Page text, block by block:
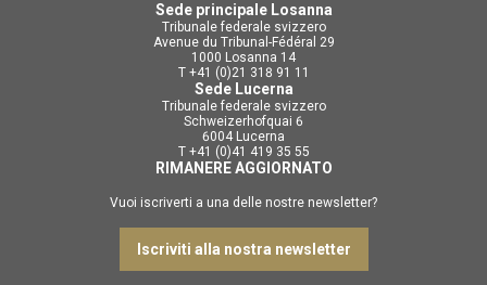
Sede principale Losanna
Tribunale federale svizzero
Avenue du Tribunal-Fédéral 29
1000 Losanna 14
T +41 (0)21 318 91 11
Sede Lucerna
Tribunale federale svizzero
Schweizerhofquai 6
6004 Lucerna
T +41 (0)41 419 35 55
RIMANERE AGGIORNATO
Vuoi iscriverti a una delle nostre newsletter?
Iscriviti alla nostra newsletter